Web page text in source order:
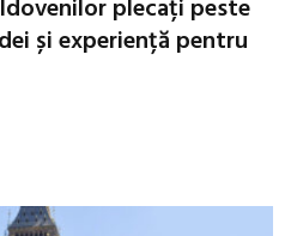
plecați peste
și experiență pentru